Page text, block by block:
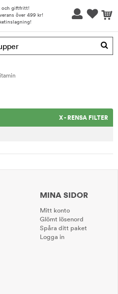
och giftfritt!
över 499 kr!
tillagd i varukorgen
X - RENSA FILTER
MINA SIDOR
Mitt konto
Glömt lösenord
Spåra ditt paket
Logga in